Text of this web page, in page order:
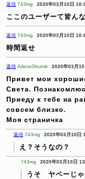
返信 743mg 2020年03月10日
ここのユーザーて皆ん
返信 743mg 2020年03月10日
時間返せ
返信 ArleneShumb 2020年03月
Привет мои
Света.
Приеду к тебе на
совсем близко.
Моя страничка
返信 743mg 2020年03月10日
え？そうなの？
743mg 2020年03月10日
うそ ヤベーじゃ